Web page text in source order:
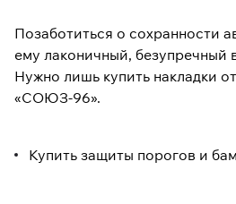
Позаботиться о сохранности
ему лаконичный, безупречный
Нужно лишь купить накладки
«СОЮЗ-96».
Купить защиты порогов и